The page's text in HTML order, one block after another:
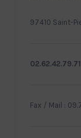
97410 Saint-
Fax / Mail :